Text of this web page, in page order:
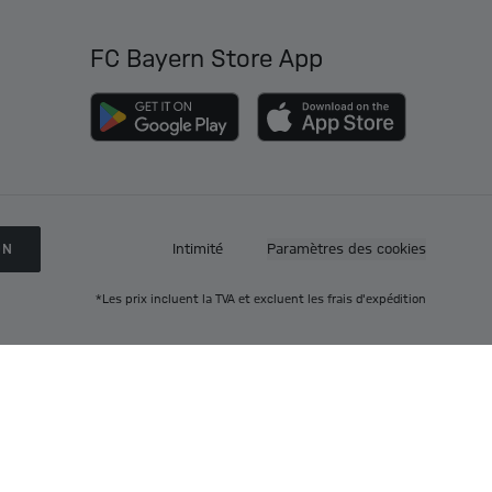
FC Bayern Store App
Intimité Paramètres des cookies
*Les prix incluent la TVA et excluent les frais d'expédition